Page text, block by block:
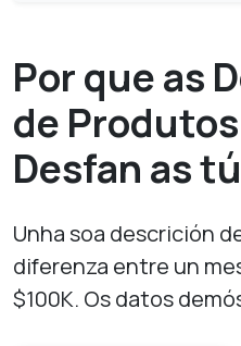
Por que as
de Produtos
Desfan as
Unha soa descrición
diferenza entre un
$100K. Os datos